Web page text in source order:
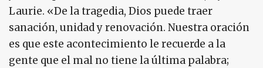
Laurie. «De la tragedia, Dios puede traer
sanación, unidad y renovación. Nuestra oración
es que este acontecimiento le recuerde a la
gente que el mal no tiene la última palabra;